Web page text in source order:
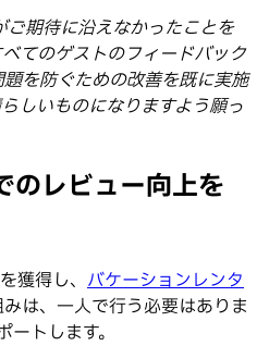
ご期待に沿えなかったことを
てのゲストのフィードバック
を防ぐための改善を既に実施
しいものになりますよう願っ
レビュー向上を
獲得し、 バケーションレンタ
は、一人で行う必要はありま
トします。